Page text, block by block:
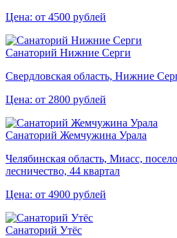
Цена: от 4500 рублей
Санаторий Нижние Серги
Свердловская область, Нижние
Цена: от 2800 рублей
Санаторий Жемчужина Урала
Челябинская область, Миасс,
лесничество, 44 квартал
Цена: от 4900 рублей
Санаторий Утёс